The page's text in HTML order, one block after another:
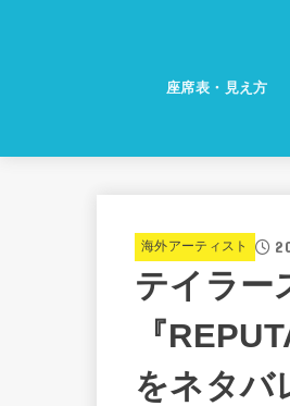
座席表・見え方
海外アーティスト
テイラー
『
をネタバ